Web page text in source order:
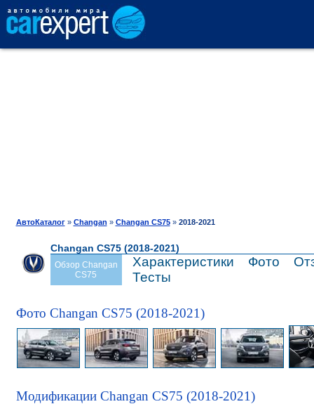
ТЕСТ-ДРАЙВ
ПРОДАЖА
АвтоКаталог» Changan » Changan CS75» 2018-2021
Changan CS75 (2018-2021)
Обзор Changan
CS75
Характеристики Фото
Тесты
Фото Changan CS75 (2018-2021)
Модификации Changan CS75 (2018-2021)